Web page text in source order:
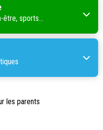
être, sports...
les parents